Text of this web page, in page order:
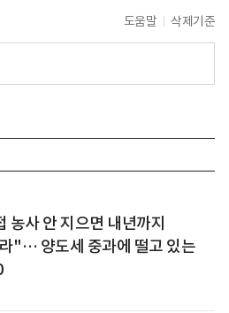
도움말 삭제기준
농사 안 지으면 내년까지
"… 양도세 중과에 떨고 있는